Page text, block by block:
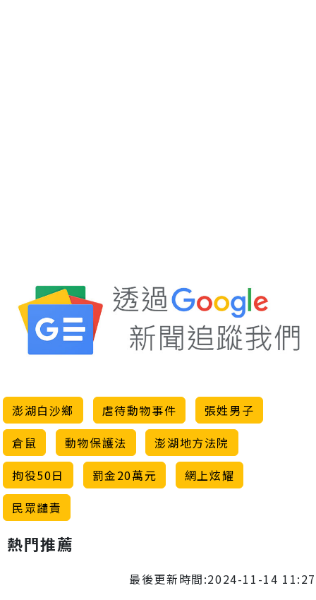
澎湖白沙鄉 虐待動物事件
張姓男子
倉鼠
動物保護法
澎湖地方法院
拘役50日
罰金20萬元
網上炫耀
民眾譴責
熱門推薦
最後更新時間:2024-11-14 11:27